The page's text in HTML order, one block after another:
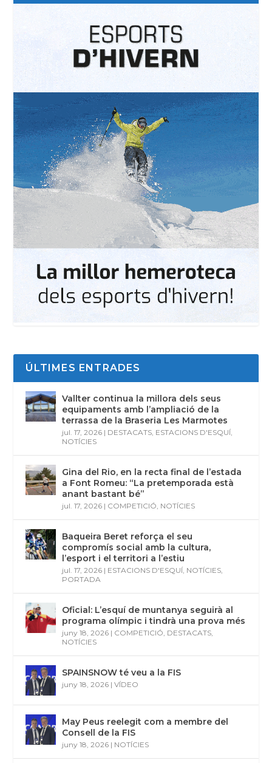
ÚLTIMES ENTRADES
Vallter continua la millora dels seus
equipaments amb l’ampliació de la
terrassa de la Braseria Les Marmotes
jul. 17, 2026 | DESTACATS ESTACIONS D'ESQUÍ
NOTÍCIES
Gina del Rio, en la recta final de l’estada
a Font Romeu: “La pretemporada està
anant bastant bé”
jul. 17, 2026 | COMPETICIÓ NOTÍCIES
Baqueira Beret reforça el seu
compromís social amb la cultura,
l’esport i el territori a l’estiu
jul. 17, 2026 | ESTACIONS D'ESQUÍ NOTÍCIES
PORTADA
Oficial: L’esquí de muntanya seguirà al
programa olímpic i tindrà una prova més
juny 18, 2026 | COMPETICIÓ DESTACATS
NOTÍCIES
SPAINSNOW té veu a la FIS
juny 18, 2026 |VÍDEO
May Peus reelegit com a membre del
Consell de la FIS
juny 18, 2026 | NOTÍCIES